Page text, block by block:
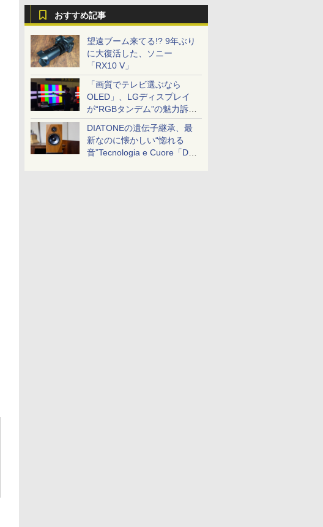
おすすめ記事
望遠ブーム来てる!? 9年ぶり
に大復活した、ソニー
「RX10 V」
「画質でテレビ選ぶなら
OLED」、LGディスプレイ
が“RGBタンデム”の魅力訴
求。液晶とのガチ比較も
DIATONEの遺伝子継承、最
新なのに懐かしい“惚れる
音”Tecnologia e Cuore「DS-